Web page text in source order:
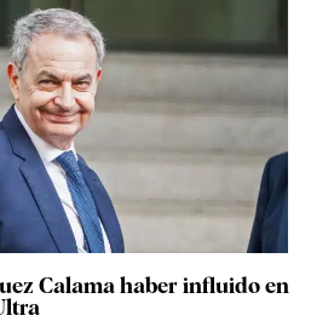
Calama haber influido en